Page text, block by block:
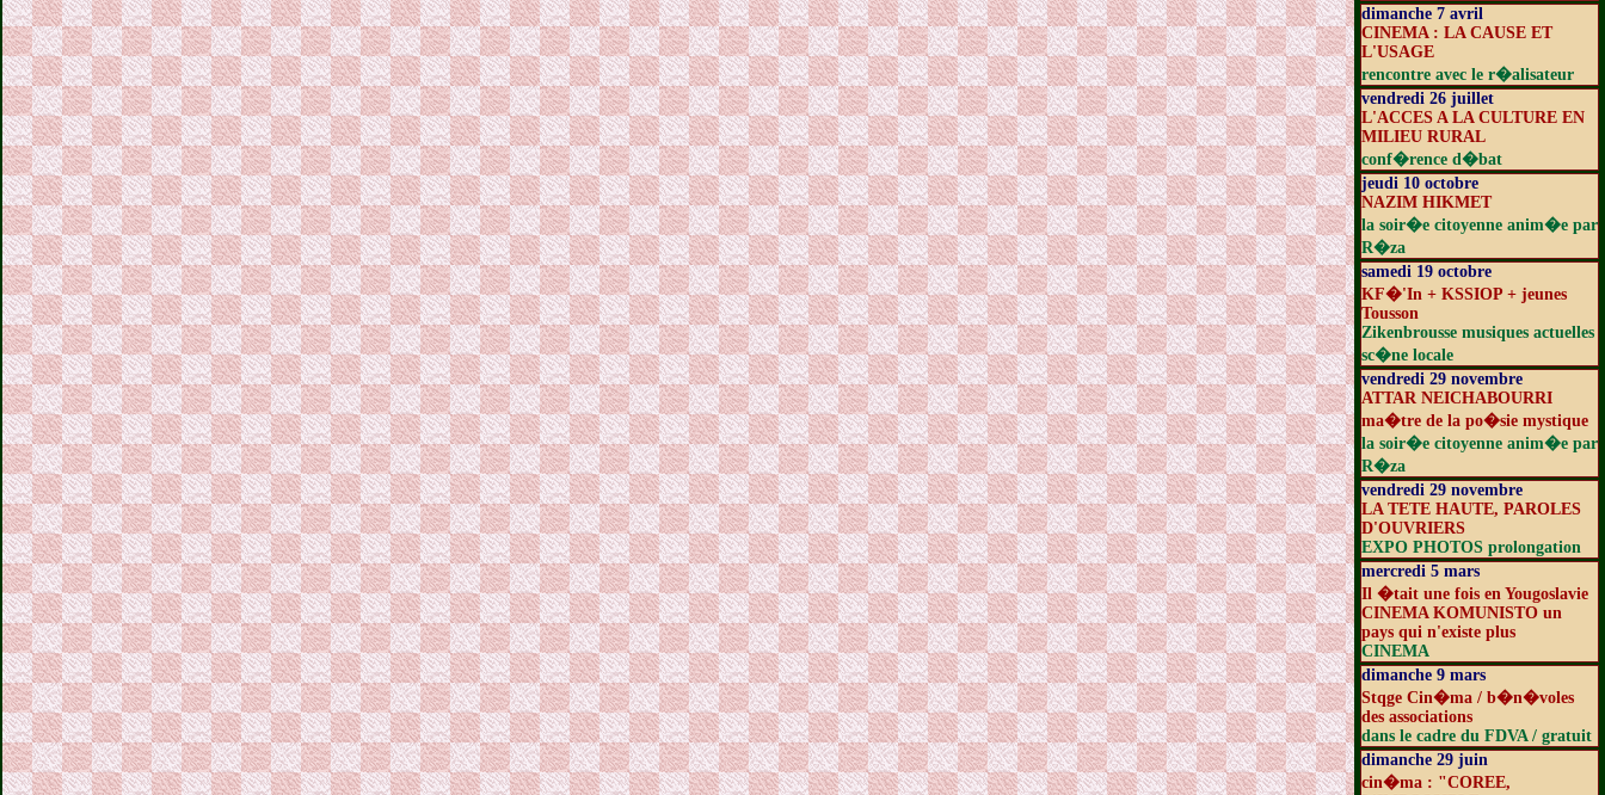
dimanche 7 avril
CINEMA : LA CAUSE ET
L'USAGE
rencontre avec le r�alisateur
vendredi 26 juillet
L'ACCES A LA CULTURE EN
MILIEU RURAL
conf�rence d�bat
jeudi 10 octobre
NAZIM HIKMET
la soir�e citoyenne anim�e par
R�za
samedi 19 octobre
KF�'In + KSSIOP + jeunes
Tousson
Zikenbrousse musiques actuelles
sc�ne locale
vendredi 29 novembre
ATTAR NEICHABOURRI
ma�tre de la po�sie mystique
la soir�e citoyenne anim�e par
R�za
vendredi 29 novembre
LA TETE HAUTE, PAROLES
D'OUVRIERS
EXPO PHOTOS prolongation
mercredi 5 mars
Il �tait une fois en Yougoslavie
CINEMA KOMUNISTO un
pays qui n'existe plus
CINEMA
dimanche 9 mars
Stqge Cin�ma / b�n�voles
des associations
dans le cadre du FDVA / gratuit
dimanche 29 juin
cin�ma : "COREE,